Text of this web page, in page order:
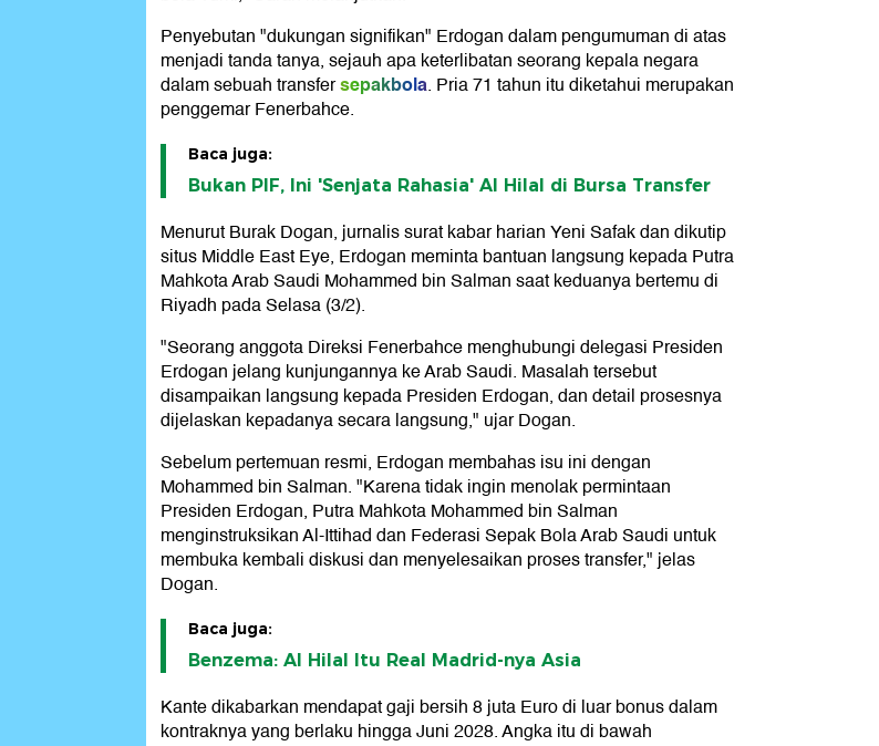
Penyebutan "dukungan signifikan" Erdogan dalam pengumuman di atas
menjadi tanda tanya, sejauh apa keterlibatan seorang kepala negara
dalam sebuah transfersepakbola. Pria 71 tahun itu diketahui merupakan
penggemar Fenerbahce.
Baca juga:
Bukan PIF, Ini 'Senjata Rahasia' Al Hilal di Bursa Transfer
Menurut Burak Dogan, jurnalis surat kabar harian Yeni Safak dan dikutip
situs Middle East Eye, Erdogan meminta bantuan langsung kepada Putra
Mahkota Arab Saudi Mohammed bin Salman saat keduanya bertemu di
Riyadh pada Selasa (3/2).
"Seorang anggota Direksi Fenerbahce menghubungi delegasi Presiden
Erdogan jelang kunjungannya ke Arab Saudi. Masalah tersebut
disampaikan langsung kepada Presiden Erdogan, dan detail prosesnya
dijelaskan kepadanya secara langsung," ujar Dogan.
Sebelum pertemuan resmi, Erdogan membahas isu ini dengan
Mohammed bin Salman. "Karena tidak ingin menolak permintaan
Presiden Erdogan, Putra Mahkota Mohammed bin Salman
menginstruksikan Al-Ittihad dan Federasi Sepak Bola Arab Saudi untuk
membuka kembali diskusi dan menyelesaikan proses transfer," jelas
Dogan.
Baca juga:
Benzema: Al Hilal Itu Real Madrid-nya Asia
Kante dikabarkan mendapat gaji bersih 8 juta Euro di luar bonus dalam
kontraknya yang berlaku hingga Juni 2028. Angka itu di bawah